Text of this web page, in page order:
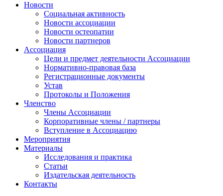
Новости
Социальная активность
Новости ассоциации
Новости остеопатии
Новости партнеров
Ассоциация
Цели и предмет деятельности Ассоциации
Нормативно-правовая база
Регистрационные документы
Устав
Протоколы и Положения
Членство
Члены Ассоциации
Корпоративные члены / партнеры
Вступление в Ассоциацию
Мероприятия
Материалы
Исследования и практика
Статьи
Издательская деятельность
Контакты